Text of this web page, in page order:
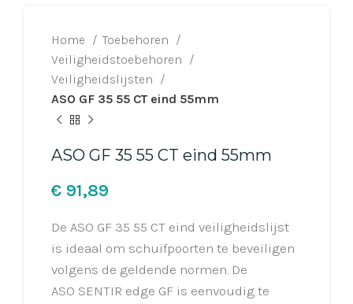
Home
Toebehoren
Veiligheidstoebehoren
Veiligheidslijsten
ASO GF 35 55 CT eind 55mm
ASO GF 35 55 CT eind 55mm
€
De ASO GF 35 55 CT eind veiligheidslijst
is ideaal om schuifpoorten te beveiligen
volgens de geldende normen. De
ASO SENTIR edge GF is eenvoudig te